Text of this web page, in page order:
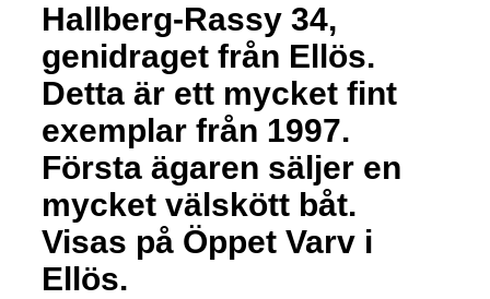
Hallberg-Rassy 34,
genidraget från Ellös.
Detta är ett mycket fint
exemplar från 1997.
Första ägaren säljer en
mycket välskött båt.
Visas på Öppet Varv i
Ellös.